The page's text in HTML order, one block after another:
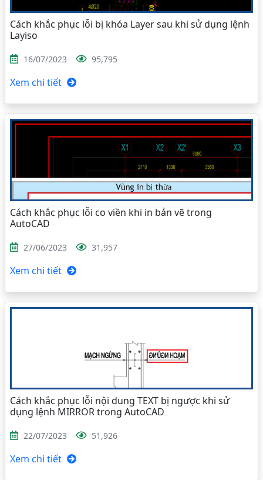
Cách khắc phục lỗi bị khóa Layer sau khi sử dụng lệnh
Layiso
16/07/2023 95,795
Xem chi tiết
Cách khắc phục lỗi co viền khi in bản vẽ trong
AutoCAD
27/06/2023 31,957
Xem chi tiết
Cách khắc phục lỗi nội dung TEXT bị ngược khi sử
dụng lệnh MIRROR trong AutoCAD
22/07/2023 51,926
Xem chi tiết